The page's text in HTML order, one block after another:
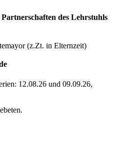
des Lehrstuhls
(z.Zt. in Elternzeit)
12.08.26 und 09.09.26,